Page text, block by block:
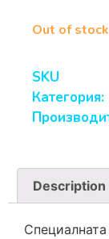
Out of stock
SKU
Категория:
Description